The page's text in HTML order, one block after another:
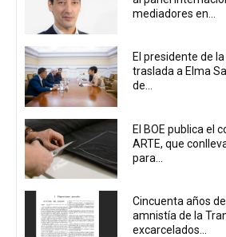
mediadores en...
El presidente de
traslada a Elma
de...
El BOE publica el
ARTE, que
para...
Cincuenta años
amnistía de la
excarcelados...